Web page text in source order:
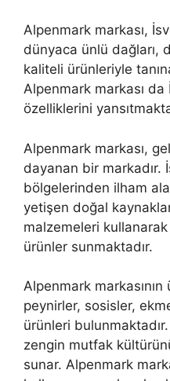
Alpenmark markası,
dünyaca ünlü dağları,
kaliteli ürünleriyle
Alpenmark markası da
özelliklerini
Alpenmark markası,
dayanan bir markadır.
bölgelerinden ilham
yetişen doğal
malzemeleri kullanarak
ürünler sunmaktadır.
Alpenmark
peynirler, sosisler,
ürünleri
zengin mutfak
sunar. Alpenmark